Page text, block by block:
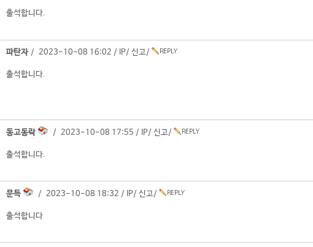
출석합니다.
파탄자 / 2023-10-08 16:02 / IP/ 신고/
출석합니다.
동고동락 / 2023-10-08 17:55 / IP/ 신고/
출석합니다.
문득 / 2023-10-08 18:32 / IP/ 신고/
출석합니다